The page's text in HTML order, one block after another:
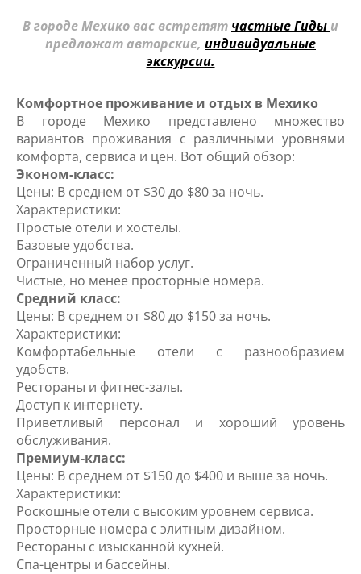
В городе Мехико вас встретят частные Гиды и
предложат авторские, индивидуальные
экскурсии.
Комфортное проживание и отдых в Мехико
В городе Мехико представлено множество
вариантов проживания с различными уровнями
комфорта, сервиса и цен. Вот общий обзор:
Эконом-класс:
Цены: В среднем от $30 до $80 за ночь.
Характеристики:
Простые отели и хостелы.
Базовые удобства.
Ограниченный набор услуг.
Чистые, но менее просторные номера.
Средний класс:
Цены: В среднем от $80 до $150 за ночь.
Характеристики:
Комфортабельные отели с разнообразием
удобств.
Рестораны и фитнес-залы.
Доступ к интернету.
Приветливый персонал и хороший уровень
обслуживания.
Премиум-класс:
Цены: В среднем от $150 до $400 и выше за ночь.
Характеристики:
Роскошные отели с высоким уровнем сервиса.
Просторные номера с элитным дизайном.
Рестораны с изысканной кухней.
Спа-центры и бассейны.